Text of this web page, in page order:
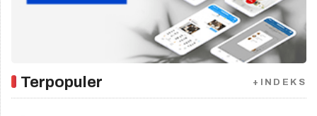
Terpopuler +INDEKS